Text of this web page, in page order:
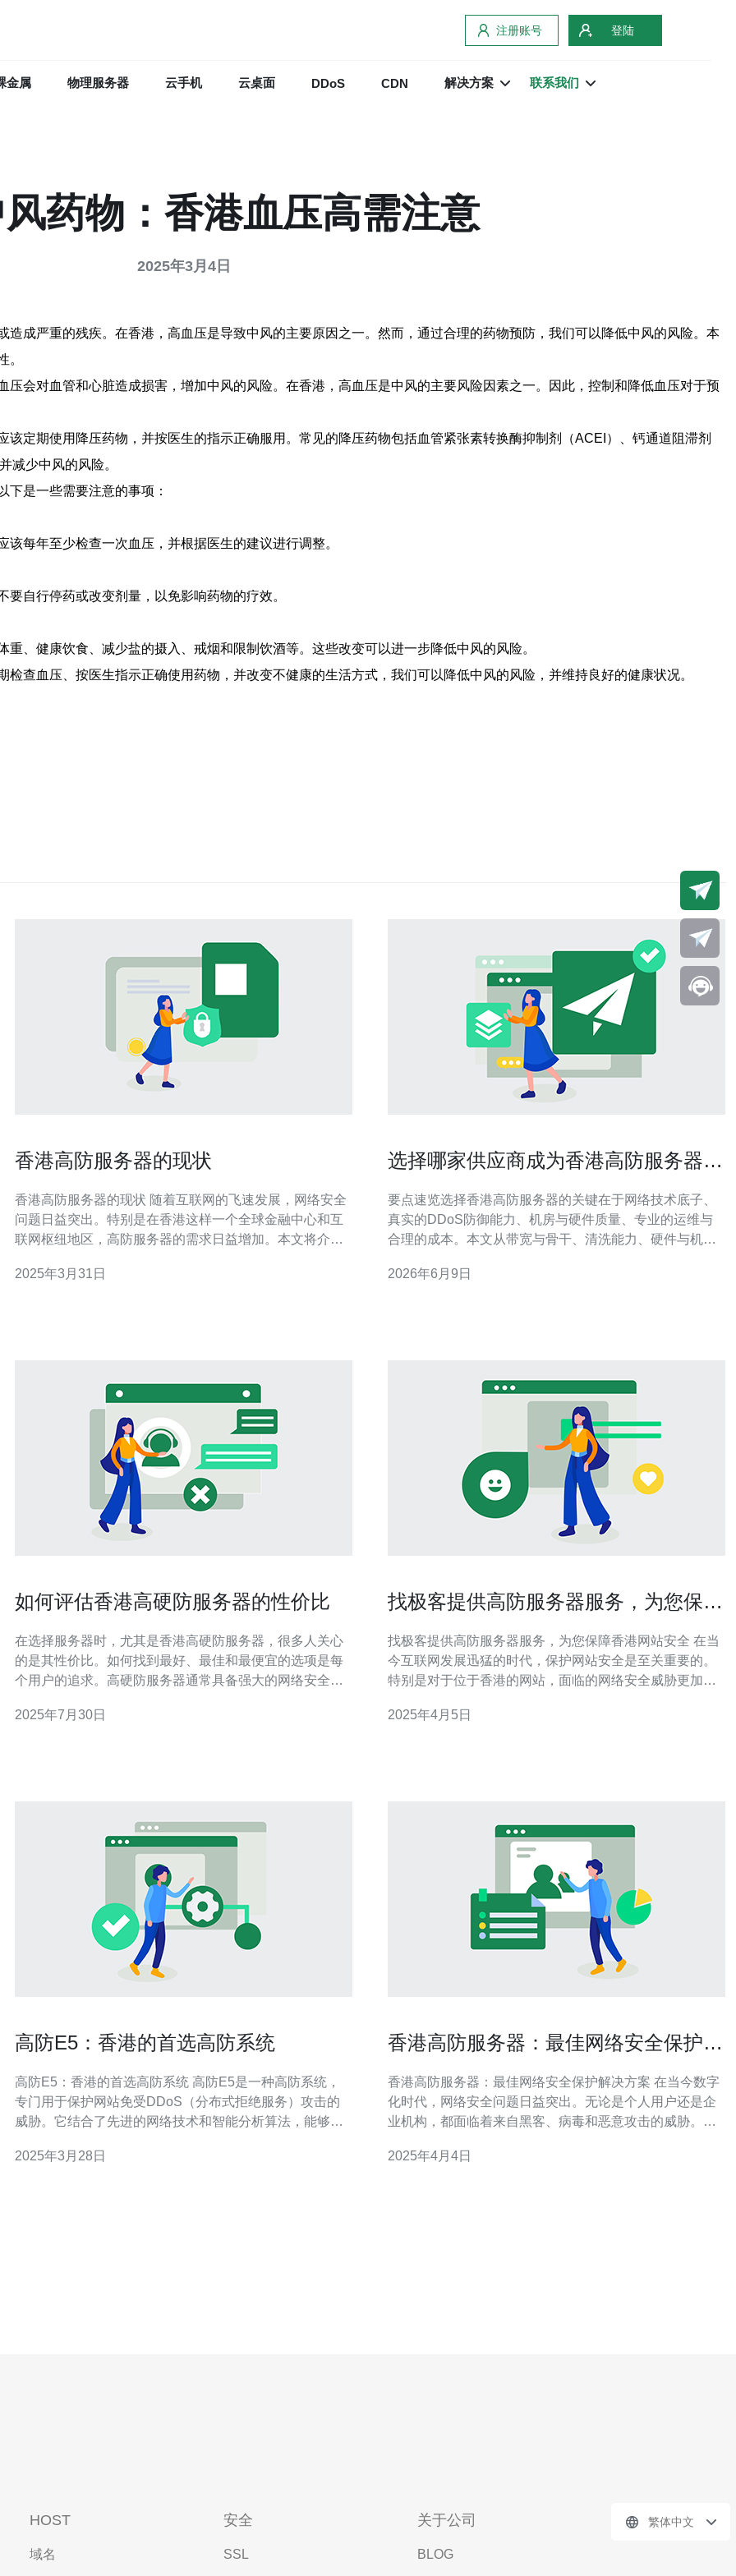
注册账号 登陆
金属 物理服务器 云手机 云桌面 DDoS CDN 解决方案 联系我们
药物：香港血压高需注意
2025年3月4日
成严重的残疾。在香港，高血压是导致中风的主要原因之一。然而，通过合理的药物预防，我们可以降低中风的风险。本
。
会对血管和心脏造成损害，增加中风的风险。在香港，高血压是中风的主要风险因素之一。因此，控制和降低血压对于预
定期使用降压药物，并按医生的指示正确服用。常见的降压药物包括血管紧张素转换酶抑制剂（ACEI）、钙通道阻滞剂
减少中风的风险。
下是一些需要注意的事项：
每年至少检查一次血压，并根据医生的建议进行调整。
自行停药或改变剂量，以免影响药物的疗效。
、健康饮食、减少盐的摄入、戒烟和限制饮酒等。这些改变可以进一步降低中风的风险。
查血压、按医生指示正确使用药物，并改变不健康的生活方式，我们可以降低中风的风险，并维持良好的健康状况。
香港高防服务器的现状
香港高防服务器的现状 随着互联网的飞速发展，网络安全
问题日益突出。特别是在香港这样一个全球金融中心和互
联网枢纽地区，高防服务器的需求日益增加。本文将介绍
DDoS攻击能力的服务器。它能够有效防御各种类型的网
2025年3月31日
选择哪家供应商成为香港高防服务器
要点速览选择香港高防服务器的关键在于网络技术底子、
真实的DDoS防御能力、机房与硬件质量、专业的运维与
合理的成本。本文从带宽与骨干、清洗能力、硬件与机
建议并推荐德讯电讯作为可信赖的合作伙伴，适合需要稳
2026年6月9日
如何评估香港高硬防服务器的性价比
在选择服务器时，尤其是香港高硬防服务器，很多人关心
的是其性价比。如何找到最好、最佳和最便宜的选项是每
个用户的追求。高硬防服务器通常具备强大的网络安全防
务的安全。因此，在评估香港高硬防服务器的性价比时，
2025年7月30日
找极客提供高防服务器服务，为您保障
找极客提供高防服务器服务，为您保障香港网站安全 在当
今互联网发展迅猛的时代，保护网站安全是至关重要的。
特别是对于位于香港的网站，面临的网络安全威胁更加严
务器服务，为您的香港网站保驾护航。 找极客拥有先进的
2025年4月5日
高防E5：香港的首选高防系统
高防E5：香港的首选高防系统 高防E5是一种高防系统，
专门用于保护网站免受DDoS（分布式拒绝服务）攻击的
威胁。它结合了先进的网络技术和智能分析算法，能够在
行。 作为香港地区首选的高防系统，高防E5
2025年3月28日
香港高防服务器：最佳网络安全保护解
香港高防服务器：最佳网络安全保护解决方案 在当今数字
化时代，网络安全问题日益突出。无论是个人用户还是企
业机构，都面临着来自黑客、病毒和恶意攻击的威胁。为
决方案至关重要。香港高防服务器是一种卓越的选择，提
2025年4月4日
HOST
域名
安全
SSL
关于公司
BLOG
繁体中文